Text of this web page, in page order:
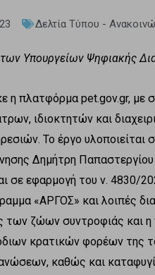
Δελτία Τύπου -
Υπουργείων Ψηφιακής
η πλατφόρμα pet.gov.gr, με
ιδιοκτητών και
Το έργο υλοποιείται
Δημήτρη
σε εφαρμογή του ν. 4830/
«ΑΡΓΟΣ» και λοιπές
των ζώων συντροφιάς και
κρατικών φορέων της
καθώς και